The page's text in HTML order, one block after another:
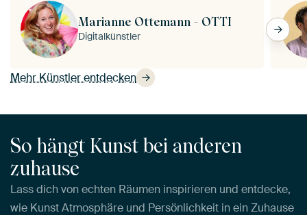
Mehr Künstler entdecken
Marianne Ottemann - OTTI
Digitalkünstler
So hängt Kunst bei anderen
zuhause
Lass dich von echten Räumen inspirieren und entdecke,
wie Kunst Atmosphäre und Persönlichkeit in ein Zuhause